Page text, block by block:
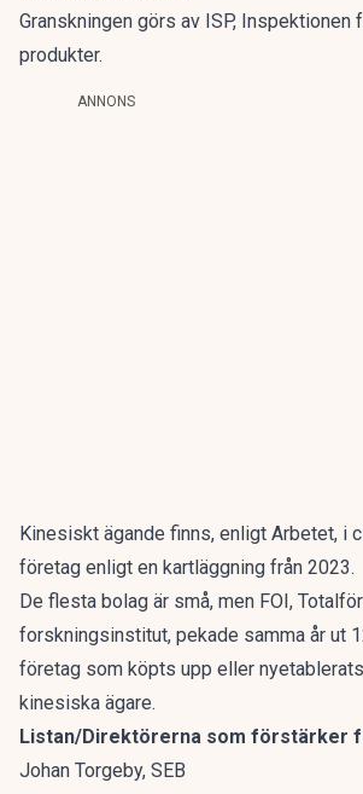
Granskningen görs av ISP, Inspektionen
produkter.
ANNONS
Kinesiskt ägande finns, enligt Arbetet, i
företag enligt en kartläggning från 2023.
De flesta bolag är små, men FOI,
forskningsinstitut, pekade samma år ut
företag som köpts upp eller
kinesiska ägare.
Listan/Direktörerna som förstärker
Johan Torgeby, SEB